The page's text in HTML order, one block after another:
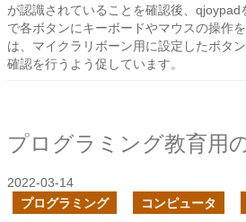
が認識されていることを確認後、qjoypad
で各ボタンにキーボードやマウスの操作
は、マイクラリボーン用に設定したボタ
確認を行うよう促しています。
2022-03-14
プログラミング
コンピュータ